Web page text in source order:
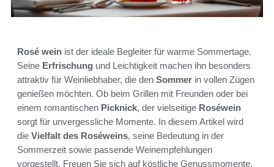
Rosé wein ist der ideale Begleiter für warme Sommertage.
Seine Erfrischung und Leichtigkeit machen ihn besonders
attraktiv für Weinliebhaber, die den Sommer in vollen Zügen
genießen möchten. Ob beim Grillen mit Freunden oder bei
einem romantischen Picknick, der vielseitige Roséwein
sorgt für unvergessliche Momente. In diesem Artikel wird
die Vielfalt des Roséweins, seine Bedeutung in der
Sommerzeit sowie passende Weinempfehlungen
vorgestellt. Freuen Sie sich auf köstliche Genussmomente,